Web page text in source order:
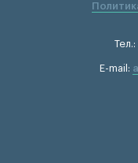
Тел.:
E-mail: